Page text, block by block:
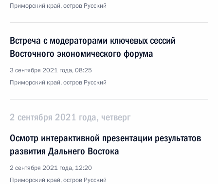
Приморский край, остров Русский
Встреча с модераторами ключевых сессий
Восточного экономического форума
3 сентября 2021 года, 08:25
Приморский край, остров Русский
2 сентября 2021 года, четверг
Осмотр интерактивной презентации результатов
развития Дальнего Востока
2 сентября 2021 года, 12:20
Приморский край, остров Русский